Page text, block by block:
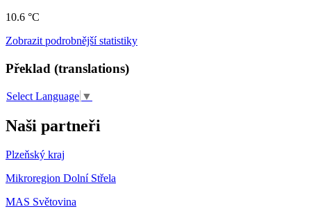
10.6 °C
Zobrazit podrobnější statistiky
Překlad (translations)
Select Language ▼
Naši partneři
Plzeňský kraj
Mikroregion Dolní Střela
MAS Světovina